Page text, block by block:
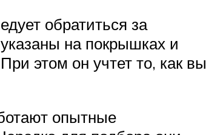
обратиться за
на покрышках и
этом он учтет то, как вы
опытные